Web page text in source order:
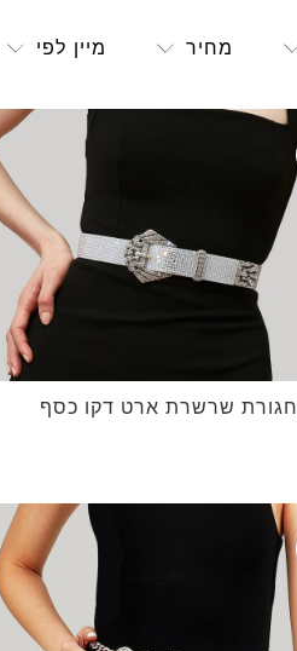
מחיר מיין לפי
חגורת שרשרת ארט דקו כסף